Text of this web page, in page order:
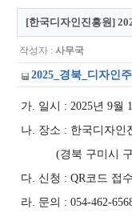
[한국디자인진흥원]
작성자 : 사무국
2025_경북_디자인
가. 일시 : 2025년 9월
나. 장소 : 한국디자인
(경북 구미시
다. 신청 : QR코드 접수
라. 문의 : 054-462-